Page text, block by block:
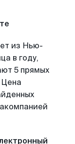
из Нью-
в году,
5 прямых
Цена